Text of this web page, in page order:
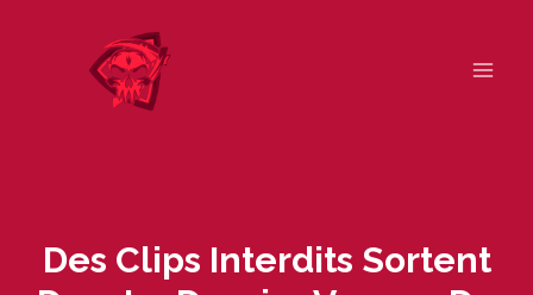
Des Clips Interdits Sortent